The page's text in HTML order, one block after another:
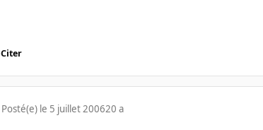
Citer
Posté(e) le 5 juillet 200620 a